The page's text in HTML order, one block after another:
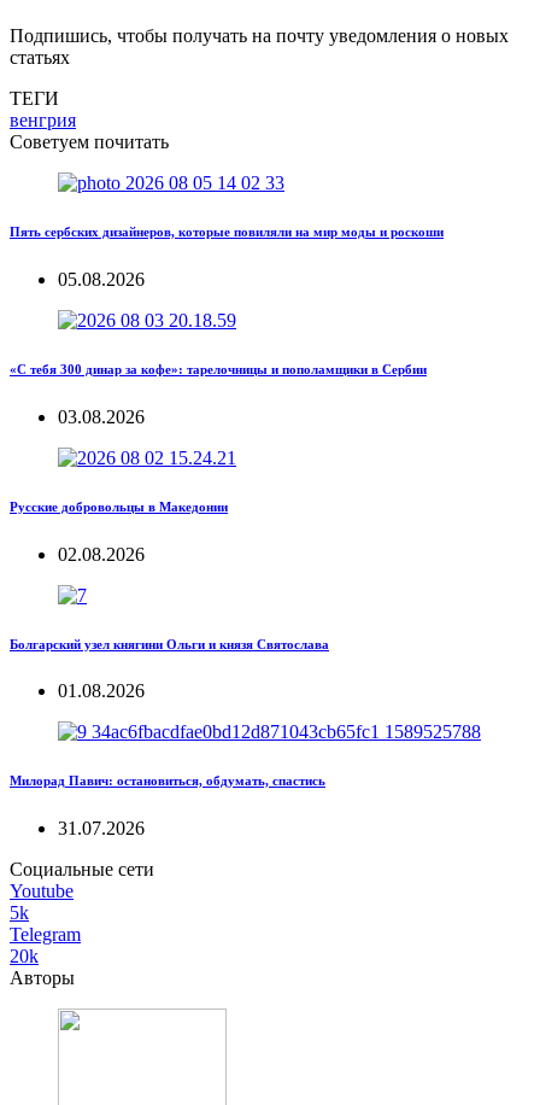
Подпишись, чтобы получать на почту уведомления о новых
статьях
ТЕГИ
венгрия
Советуем почитать
Пять сербских дизайнеров, которые повиляли на мир моды и роскоши
05.08.2026
«С тебя 300 динар за кофе»: тарелочницы и пополамщики в Сербии
03.08.2026
Русские добровольцы в Македонии
02.08.2026
Болгарский узел княгини Ольги и князя Святослава
01.08.2026
Милорад Павич: остановиться, обдумать, спастись
31.07.2026
Социальные сети
Youtube
5k
Telegram
20k
Авторы